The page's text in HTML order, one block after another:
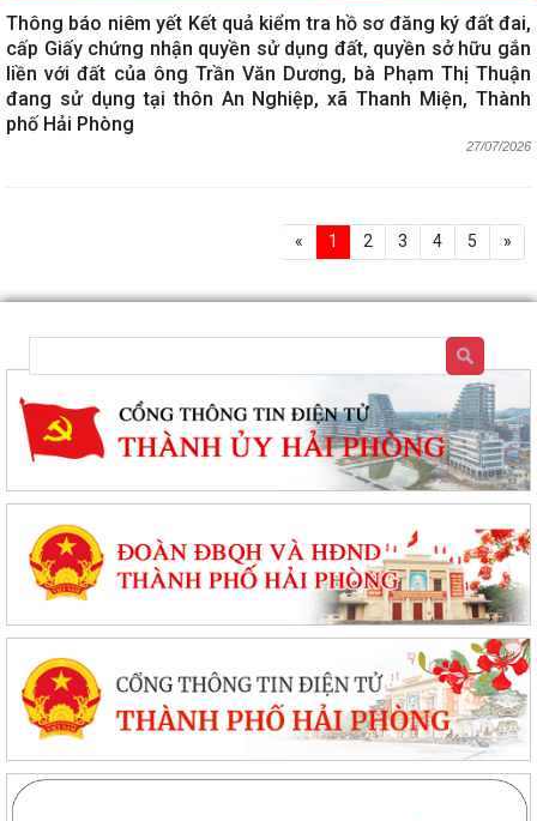
Thông báo niêm yết Kết quả kiểm tra hồ sơ đăng ký đất đai,
cấp Giấy chứng nhận quyền sử dụng đất, quyền sở hữu gắn
liền với đất của ông Trần Văn Dương, bà Phạm Thị Thuận
đang sử dụng tại thôn An Nghiệp, xã Thanh Miện, Thành
phố Hải Phòng
27/07/2026
« 1 2 3 4 5 »